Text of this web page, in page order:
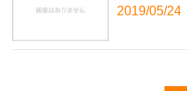
2019/05/24